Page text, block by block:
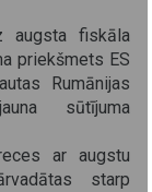
augsta fiskāla
priekšmets ES
Rumānijas
sūtījuma
ar augstu
starp